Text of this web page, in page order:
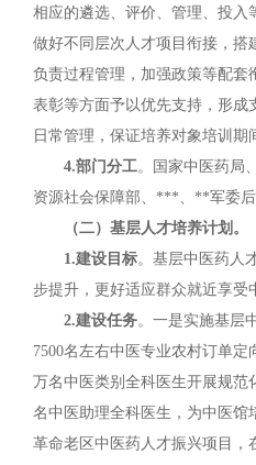
相应的遴选、评价、管理、投入
做好不同层次人才项目衔接，搭
负责过程管理，加强政策等配套
表彰等方面予以优先支持，形成
日常管理，保证培养对象培训期
4.部门分工。国家中医药局
资源社会保障部、***、**军委后
（二）基层人才培养计划。
1.建设目标。基层中医药人
步提升，更好适应群众就近享受
2.建设任务。一是实施基层
7500名左右中医专业农村订单
万名中医类别全科医生开展规范
名中医助理全科医生，为中医馆
革命老区中医药人才振兴项目，